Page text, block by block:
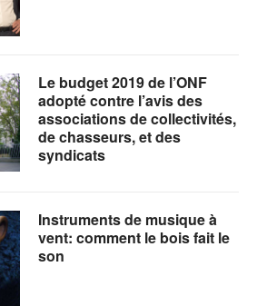
Le budget 2019 de l’ONF
adopté contre l’avis des
associations de collectivités,
de chasseurs, et des
syndicats
Instruments de musique à
vent: comment le bois fait le
son